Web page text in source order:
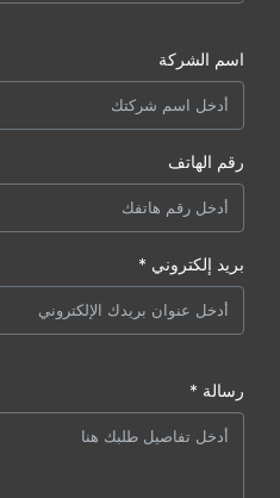
اسم الشركة
رقم الهاتف
بريد إلكتروني *
رسالة *